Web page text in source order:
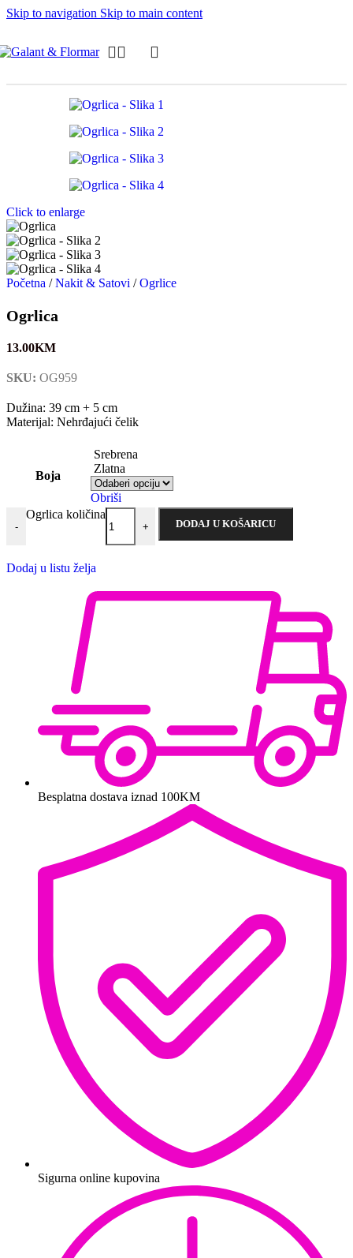
Skip to navigation Skip to main content
Click to enlarge
Početna / Nakit & Satovi / Ogrlice
Ogrlica
13.00KM
SKU: OG959
Dužina: 39 cm + 5 cm
Materijal: Nehrđajući čelik
Boja
Srebrena
Zlatna
Obriši
-
Ogrlica količina
+ DODAJ U KOŠARICU
Dodaj u listu želja
Besplatna dostava iznad 100KM
Sigurna online kupovina